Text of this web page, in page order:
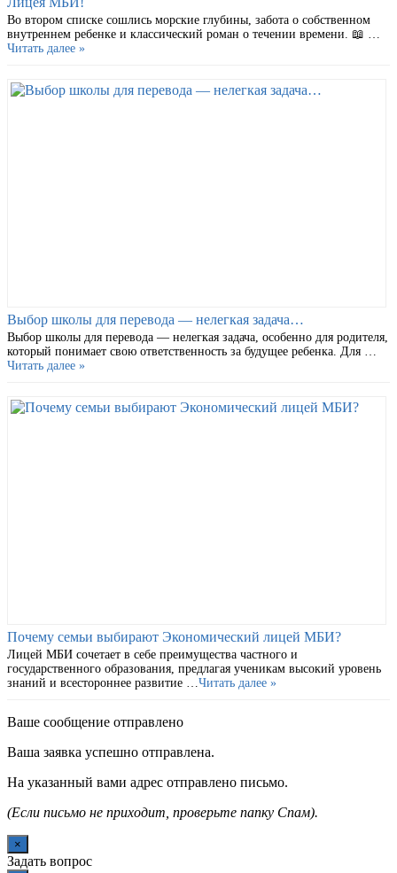
Во втором списке сошлись морские глубины, забота о собственном
внутреннем ребенке и классический роман о течении времени. 📖 …
Читать далее »
Выбор школы для перевода — нелегкая задача…
Выбор школы для перевода — нелегкая задача, особенно для родителя,
который понимает свою ответственность за будущее ребенка. Для …
Читать далее »
Почему семьи выбирают Экономический лицей МБИ?
Лицей МБИ сочетает в себе преимущества частного и
государственного образования, предлагая ученикам высокий уровень
знаний и всестороннее развитие … Читать далее »
Ваше сообщение отправлено
Ваша заявка успешно отправлена.
На указанный вами адрес отправлено письмо.
(Если письмо не приходит, проверьте папку Спам).
×
Задать вопрос